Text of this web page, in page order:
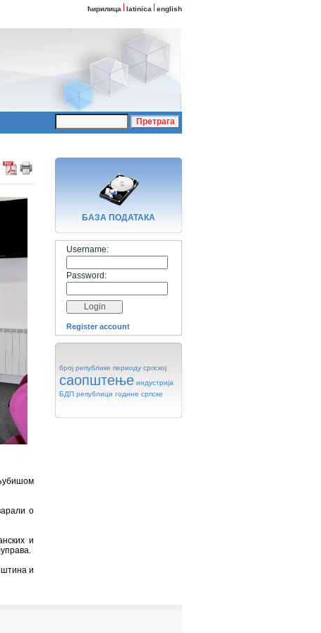
ћирилица latinica english
о
и
и
БАЗA ПОДАТАКА
Username:
Password:
Register account
број републике периоду српској
саопштење индустрија
БДП републици године српске